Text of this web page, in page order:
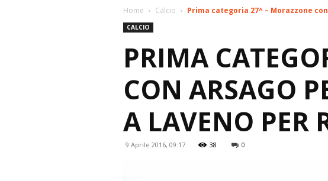
Home Calcio Prima categoria 27^ – Morazzone
CALCIO
PRIMA
CON ARSAGO
A LAVENO PER
9 Aprile 2016, 09:17 38 0